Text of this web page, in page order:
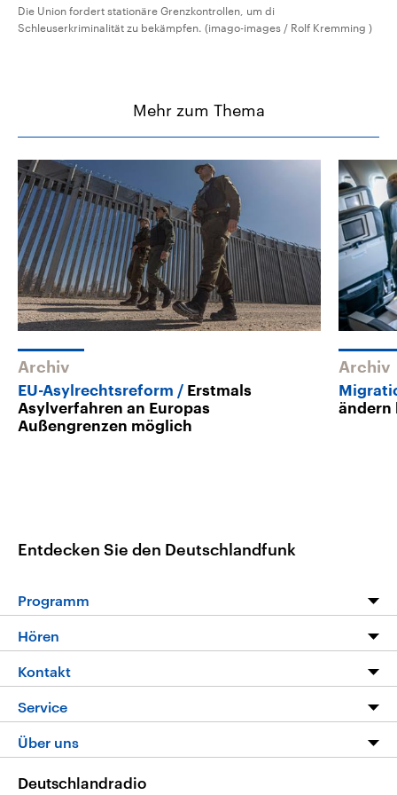
Die Union fordert stationäre Grenzkontrollen, um di
Schleuserkriminalität zu bekämpfen. (imago-images / Rolf Kremming )
Mehr zum Thema
Archiv
EU-Asylrechtsreform
Erstmals
Asylverfahren an Europas
Außengrenzen möglich
Archiv
ändern
Entdecken Sie den Deutschlandfunk
Programm
Programm
Die Nachrichten
Nachrichtenleicht
Neue Beiträge auf dlf.de
Hören
Livestream
Podcasts
Deutschlandfunk App
Nachrichten App
Kontakt
Hörerservice
Service
FAQ
Über uns
Deutschlandradio